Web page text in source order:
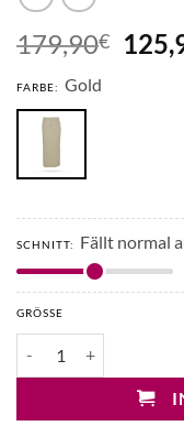
179,90€
Preis
FARBE: Gold
SCHNITT: Fällt normal
GRÖSSE